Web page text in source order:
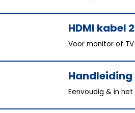
HDMI kabel
Voor monitor of
Handleiding
Eenvoudig & in